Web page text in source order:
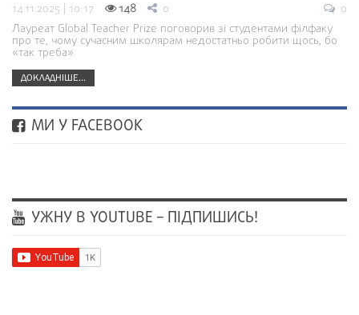
14.11.2025 | 10:17 148 0
0
Лауреат Global Teacher Prize поговорив зі студентами філфаку
про те, чому сучасним школярам недостатньо робити щось, бо
«так треба»
ДОКЛАДНІШЕ...
МИ У FACEBOOK
УЖНУ В YOUTUBE – ПІДПИШИСЬ!